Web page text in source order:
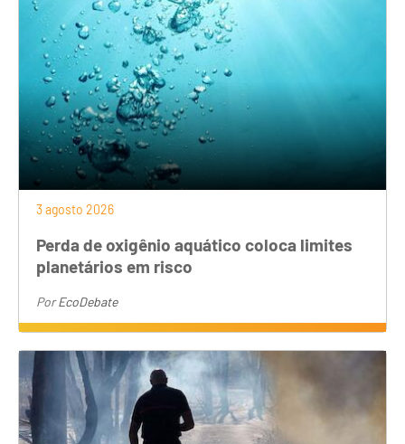
3 agosto 2026
Perda de oxigênio aquático coloca limites
planetários em risco
PorEcoDebate